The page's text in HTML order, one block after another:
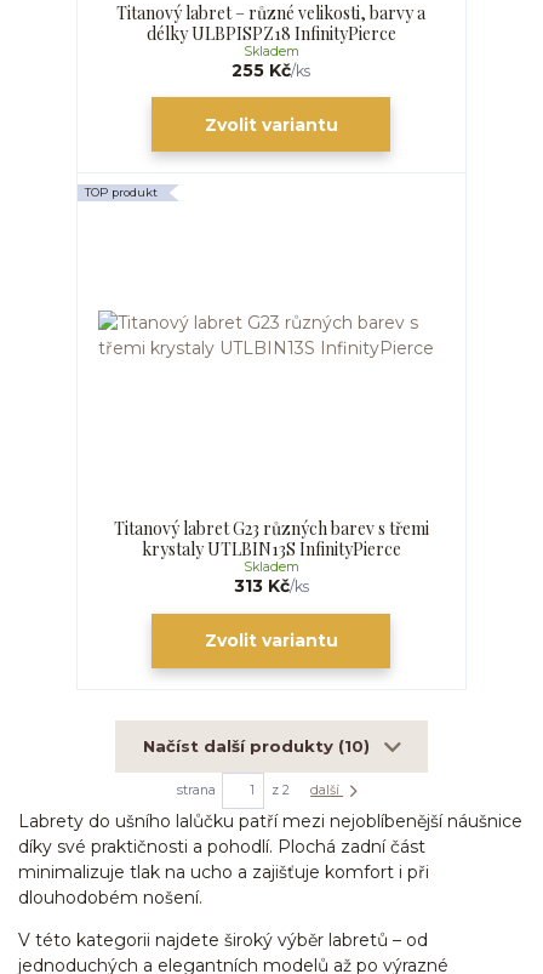
Titanový labret – různé velikosti, barvy a
délky ULBPISPZ18 InfinityPierce
255 Kč/ks
Skladem
Zvolit variantu
TOP produkt
Titanový labret G23 různých barev s třemi
krystaly UTLBIN13S InfinityPierce
313 Kč/ks
Skladem
Zvolit variantu
Načíst další produkty (10)
strana z 2 další
Labrety do ušního lalůčku patří mezi nejoblíbenější náušnice
díky své praktičnosti a pohodlí. Plochá zadní část
minimalizuje tlak na ucho a zajišťuje komfort i při
dlouhodobém nošení.
V této kategorii najdete široký výběr labretů – od
jednoduchých a elegantních modelů až po výrazné